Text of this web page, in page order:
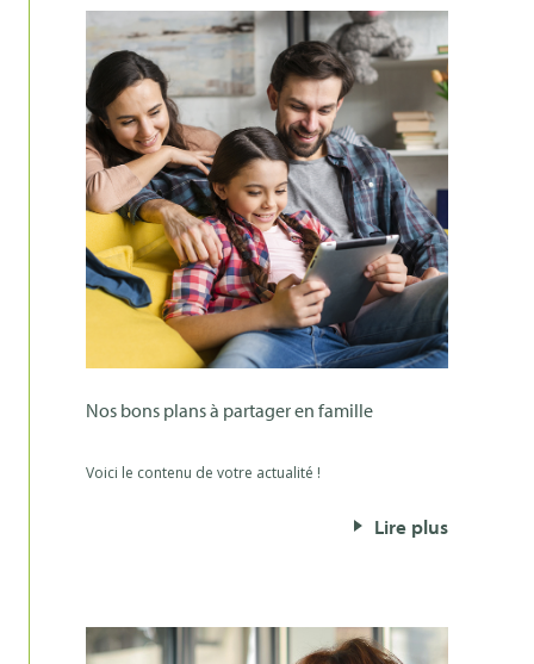
nos bons plans à partager en famille
Voici le contenu de votre actualité !
Lire plus